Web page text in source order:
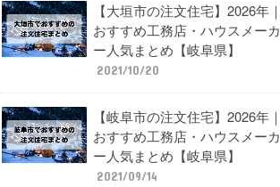
【大垣市の注文住宅】2026年｜
おすすめ工務店・ハウスメーカ
ー人気まとめ【岐阜県】
2021/10/20
【岐阜市の注文住宅】2026年｜
おすすめ工務店・ハウスメーカ
ー人気まとめ【岐阜県】
2021/09/14